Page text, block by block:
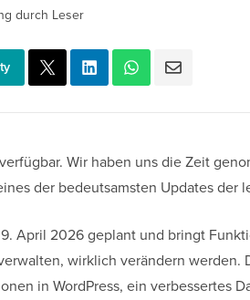
durch Leser
Wir haben uns die Zeit
der bedeutsamsten Updates der
April 2026 geplant und bringt
wirklich verändern werden.
in WordPress, ein verbessertes